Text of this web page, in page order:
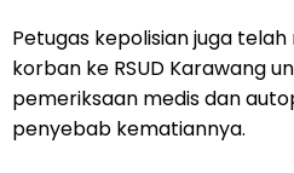
Petugas kepolisian juga
korban ke RSUD Karawang
pemeriksaan medis dan
penyebab kematiannya.